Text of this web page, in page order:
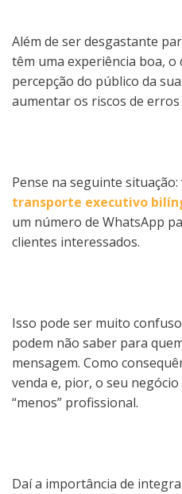
Além de ser desgastante
têm uma experiência boa,
percepção do público da
aumentar os riscos de
Pense na seguinte
transporte executivo
um número de WhatsApp
clientes interessados.
Isso pode ser muito
podem não saber para
mensagem. Como
venda e, pior, o seu
“menos” profissional.
Daí a importância de